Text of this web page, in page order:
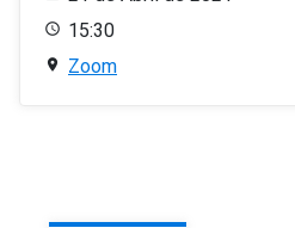
15:30
Zoom